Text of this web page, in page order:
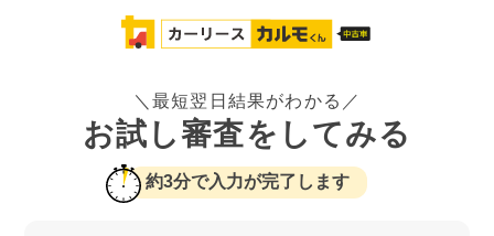
＼最短翌日結果がわかる／
お試し審査をしてみる
約3分で入力が完了します